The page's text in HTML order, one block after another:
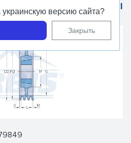
версию сайта?
Закрыть
6SPC630TB - SATI